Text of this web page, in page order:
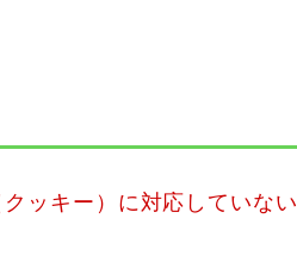
ッキー）に対応していない